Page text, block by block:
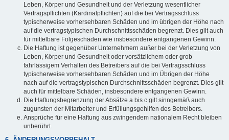
Leben, Körper und Gesundheit und der Verletzung wesentlicher
Vertragspflichten (Kardinalpflichten) auf die bei Vertragsschluss
typischerweise vorhersehbaren Schäden und im übrigen der Höhe nach
auf die vertragstypischen Durchschnittsschäden begrenzt. Dies gilt auch
für mittelbare Folgeschäden wie insbesondere entgangenen Gewinn.
Die Haftung ist gegenüber Unternehmern außer bei der Verletzung von
Leben, Körper und Gesundheit oder vorsätzlichem oder grob
fahrlässigem Verhalten des Betreibers auf die bei Vertragsschluss
typischerweise vorhersehbaren Schäden und im Übrigen der Höhe
nach auf die vertragstypischen Durchschnittsschäden begrenzt. Dies gilt
auch für mittelbare Schäden, insbesondere entgangenen Gewinn.
Die Haftungsbegrenzung der Absätze a bis c gilt sinngemäß auch
zugunsten der Mitarbeiter und Erfüllungsgehilfen des Betreibers.
Ansprüche für eine Haftung aus zwingendem nationalem Recht bleiben
unberührt.